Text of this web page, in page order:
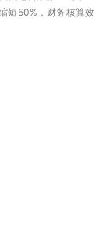
短50%，财务核算效